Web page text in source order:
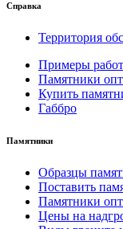
Справка
Территория
Примеры работ
Памятники
Купить
Габбро
Памятники
Образцы
Поставить
Памятники
Цены на